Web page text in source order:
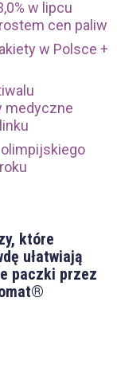
w lipcu
cen paliw
w Polsce +
medyczne
które
ułatwiają
paczki przez